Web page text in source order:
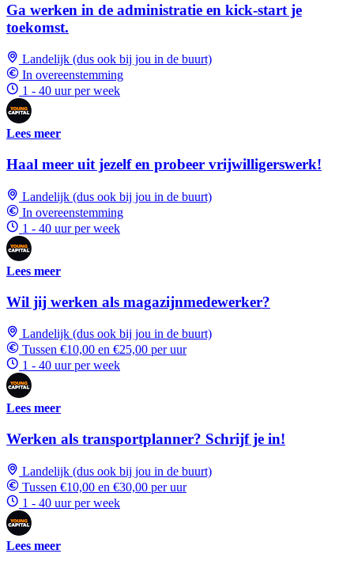
Ga werken in de administratie en kick-start je
toekomst.
Landelijk (dus ook bij jou in de buurt)
In overeenstemming
1 - 40 uur per week
Lees meer
Haal meer uit jezelf en probeer vrijwilligerswerk!
Landelijk (dus ook bij jou in de buurt)
In overeenstemming
1 - 40 uur per week
Lees meer
Wil jij werken als magazijnmedewerker?
Landelijk (dus ook bij jou in de buurt)
Tussen €10,00 en €25,00 per uur
1 - 40 uur per week
Lees meer
Werken als transportplanner? Schrijf je in!
Landelijk (dus ook bij jou in de buurt)
Tussen €10,00 en €30,00 per uur
1 - 40 uur per week
Lees meer